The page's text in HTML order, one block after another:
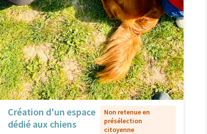
Création d'un espace
dédié aux chiens
Non retenue en
présélection
citoyenne